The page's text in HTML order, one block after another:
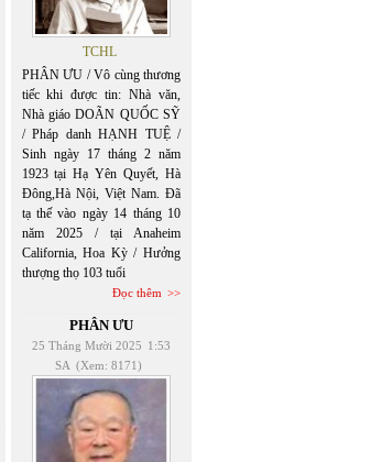
TCHL
PHÂN ƯU / Vô cùng thương
tiếc khi được tin: Nhà văn,
Nhà giáo DOÃN QUỐC SỸ
/ Pháp danh HẠNH TUỆ /
Sinh ngày 17 tháng 2 năm
1923 tại Hạ Yên Quyết, Hà
Đông,Hà Nội, Việt Nam. Đã
tạ thế vào ngày 14 tháng 10
năm 2025 / tại Anaheim
California, Hoa Kỳ / Hưởng
thượng thọ 103 tuổi
Đọc thêm
PHÂN ƯU
25 Tháng Mười 2025 1:53
SA (Xem: 8171)